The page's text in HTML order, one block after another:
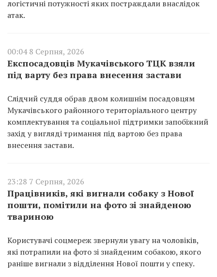
логістичні потужності яких постраждали внаслідок
атак.
00:04 8 Серпня, 2026
Експосадовців Мукачівського ТЦК взяли
під варту без права внесення застави
Слідчий суддя обрав двом колишнім посадовцям
Мукачівського районного територіального центру
комплектування та соціальної підтримки запобіжний
захід у вигляді тримання під вартою без права
внесення застави.
23:28 7 Серпня, 2026
Працівників, які вигнали собаку з Нової
пошти, помітили на фото зі знайденою
твариною
Користувачі соцмереж звернули увагу на чоловіків,
які потрапили на фото зі знайденим собакою, якого
раніше вигнали з відділення Нової пошти у спеку.